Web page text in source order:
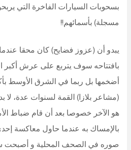
بسحوبات السيارات الفاخرة التي
مسجلة) بأسمائهم!!
يبدو أن (عزوز فضايح) كان محقا
بافتتاحه سوف يتربع على عرش أكبر
أضخمها بل ربما في الشرق الأوسط
(مشاعر بلازا) القمة لسنوات عدة، لا
هو الآخر خصوصا بعد أن قام ضباط
بالإمساك به عندما حاول معاكسة
صوره في الصحف المحلية و أصبحت